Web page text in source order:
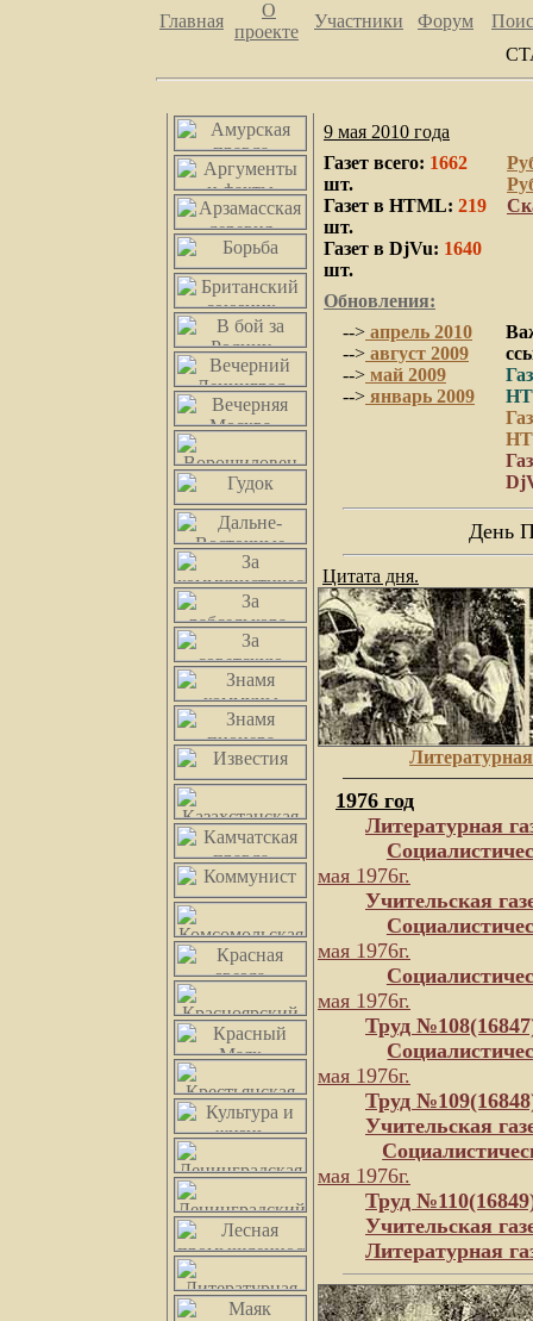
Главная
О
проекте
Участники Форум
9 мая 2010 года
Газет вcего: 1662
шт.
Газет в HTML: 219
шт.
Газет в DjVu: 1640
шт.
Обновления:
--> апрель 2010
--> август 2009
--> май 2009
--> январь 2009
День
Цитата дня.
Литературная
1976 год
Литературная
мая 1976г.
Учительская
мая 1976г.
мая 1976г.
Труд
мая 1976г.
Труд
Учительская
мая 1976г.
Труд
Учительская
Литературная